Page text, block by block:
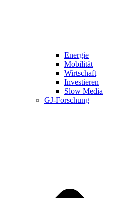
Energie
Mobilität
Wirtschaft
Investieren
Slow Media
GJ-Forschung